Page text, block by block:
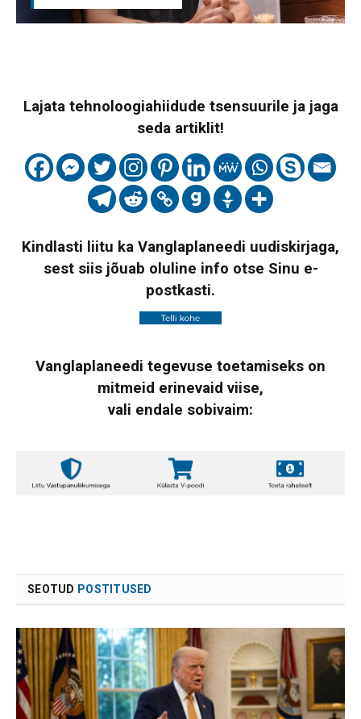
Lajata tehnoloogiahiidude tsensuurile ja jaga
seda artiklit!
Kindlasti liitu ka Vanglaplaneedi uudiskirjaga,
sest siis jõuab oluline info otse Sinu e-
postkasti.
Vanglaplaneedi tegevuse toetamiseks on
mitmeid erinevaid viise,
vali endale sobivaim:
SEOTUD POSTITUSED